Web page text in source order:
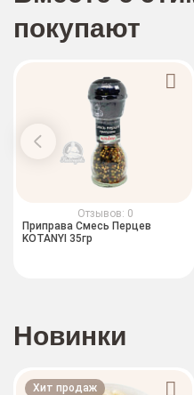
покупают
Отзывов: 0
Приправа Смесь Перцев
KOTANYI 35гр
Новинки
Хит продаж